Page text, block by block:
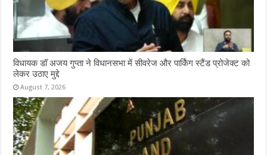
विधायक डॉ अजय गुप्ता ने विधानसभा में सीवरेज और पार्किंग स्टैंड प्रोजेक्ट को
लेकर उठाए मुद्दे
August 7, 2026